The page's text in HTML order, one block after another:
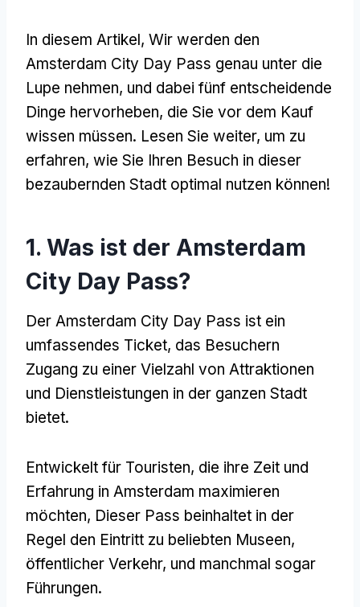
In diesem Artikel, Wir werden den
Amsterdam City Day Pass genau unter die
Lupe nehmen, und dabei fünf entscheidende
Dinge hervorheben, die Sie vor dem Kauf
wissen müssen. Lesen Sie weiter, um zu
erfahren, wie Sie Ihren Besuch in dieser
bezaubernden Stadt optimal nutzen können!
1. Was ist der Amsterdam
City Day Pass?
Der Amsterdam City Day Pass ist ein
umfassendes Ticket, das Besuchern
Zugang zu einer Vielzahl von Attraktionen
und Dienstleistungen in der ganzen Stadt
bietet.
Entwickelt für Touristen, die ihre Zeit und
Erfahrung in Amsterdam maximieren
möchten, Dieser Pass beinhaltet in der
Regel den Eintritt zu beliebten Museen,
öffentlicher Verkehr, und manchmal sogar
Führungen.